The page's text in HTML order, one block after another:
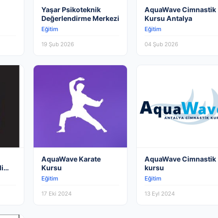
Yaşar Psikoteknik
Değerlendirme Merkezi
Eğitim
19 Şub 2026
AquaWave Cimnastik
Kursu Antalya
Eğitim
04 Şub 2026
AquaWave Karate
Kursu
Eğitim
17 Eki 2024
AquaWave Cimnastik
kursu
Eğitim
13 Eyl 2024